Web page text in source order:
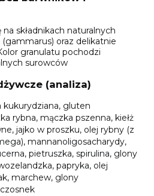
na składnikach naturalnych
(gammarus) oraz delikatnie
granulatu pochodzi
surowców
(analiza)
kukurydziana, gluten
rybna, mączka pszenna, kiełż
jajko w proszku, olej rybny (z
mannanoligosacharydy,
pietruszka, spirulina, glony
papryka, olej
marchew, glony